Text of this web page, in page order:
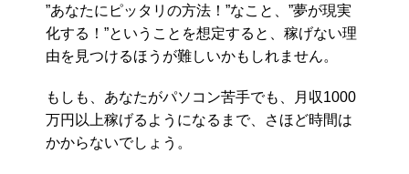
”あなたにピッタリの方法！”なこと、”夢が現実
化する！”ということを想定すると、稼げない理
由を見つけるほうが難しいかもしれません。
もしも、あなたがパソコン苦手でも、月収1000
万円以上稼げるようになるまで、さほど時間は
かからないでしょう。